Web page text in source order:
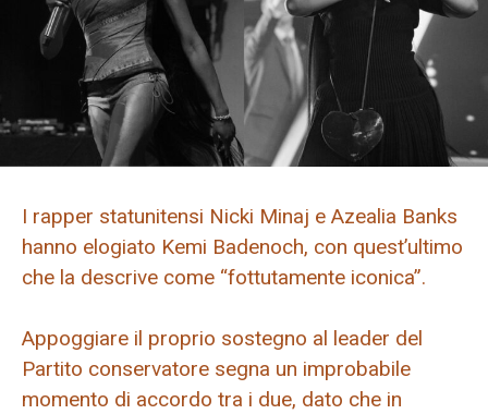
I rapper statunitensi Nicki Minaj e Azealia Banks
hanno elogiato Kemi Badenoch, con quest’ultimo
che la descrive come “fottutamente iconica”.
Appoggiare il proprio sostegno al leader del
Partito conservatore segna un improbabile
momento di accordo tra i due, dato che in